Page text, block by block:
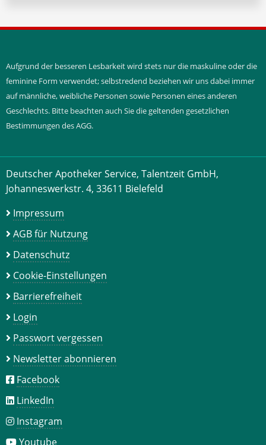
Aufgrund der besseren Lesbarkeit wird stets nur die maskuline oder die
feminine Form verwendet; selbstredend beziehen wir uns dabei immer
auf männliche, weibliche Personen sowie Personen eines anderen
Geschlechts. Bitte beachten auch Sie die geltenden gesetzlichen
Bestimmungen des AGG.
Deutscher Apotheker Service, Talentzeit GmbH,
Johanneswerkstr. 4, 33611 Bielefeld
Impressum
AGB für Nutzung
Datenschutz
Cookie-Einstellungen
Barrierefreiheit
Login
Passwort vergessen
Newsletter abonnieren
Facebook
LinkedIn
Instagram
Youtube